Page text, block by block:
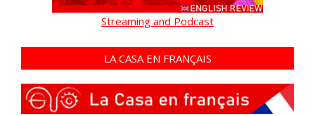
Streaming and Podcast
LA CASA EN FRANÇAIS